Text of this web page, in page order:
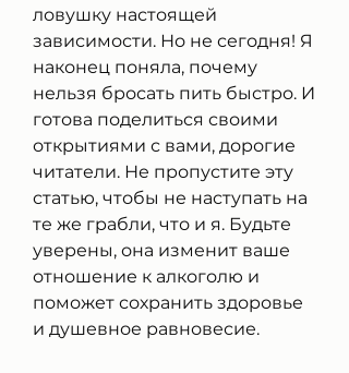
ловушку настоящей
зависимости. Но не сегодня! Я
наконец поняла, почему
нельзя бросать пить быстро. И
готова поделиться своими
открытиями с вами, дорогие
читатели. Не пропустите эту
статью, чтобы не наступать на
те же грабли, что и я. Будьте
уверены, она изменит ваше
отношение к алкоголю и
поможет сохранить здоровье
и душевное равновесие.